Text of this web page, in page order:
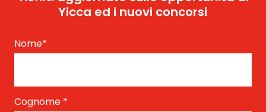
Yicca ed i nuovi concorsi
Nome*
Cognome *